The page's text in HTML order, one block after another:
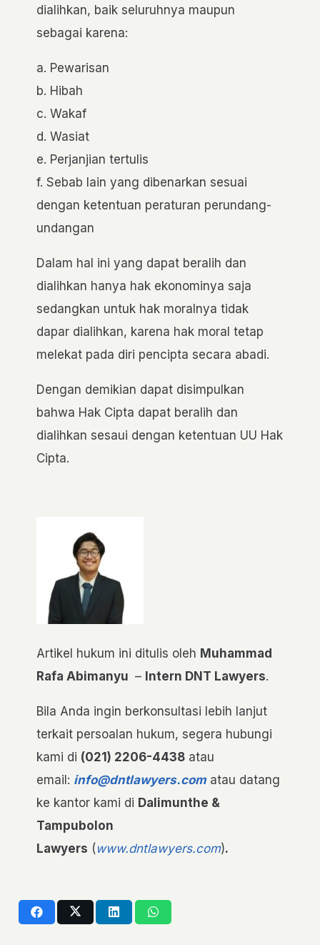
dialihkan, baik seluruhnya maupun
sebagai karena:
a. Pewarisan
b. Hibah
c. Wakaf
d. Wasiat
e. Perjanjian tertulis
f. Sebab lain yang dibenarkan sesuai
dengan ketentuan peraturan perundang-
undangan
Dalam hal ini yang dapat beralih dan
dialihkan hanya hak ekonominya saja
sedangkan untuk hak moralnya tidak
dapar dialihkan, karena hak moral tetap
melekat pada diri pencipta secara abadi.
Dengan demikian dapat disimpulkan
bahwa Hak Cipta dapat beralih dan
dialihkan sesaui dengan ketentuan UU Hak
Cipta.
Artikel hukum ini ditulis oleh Muhammad
Rafa Abimanyu – Intern DNT Lawyers.
Bila Anda ingin berkonsultasi lebih lanjut
terkait persoalan hukum, segera hubungi
kami di (021) 2206-4438 atau
email: info@dntlawyers.com atau datang
ke kantor kami di Dalimunthe &
Tampubolon
Lawyers ( www.dntlawyers.com).